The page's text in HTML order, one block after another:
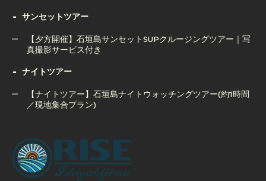
窟＆ウミガメツアー｜人気の2大スポット制覇
石垣島ボートチャーター完全貸切コース（半日or1日）
サンセットツアー
【夕方開催】石垣島サンセットSUPクルージングツアー｜写
真撮影サービス付き
【夕方開催】石垣島サンセットSUPクルージングツアー｜写
ナイトツアー
【ナイトツアー】石垣島ナイトウォッチングツアー(約1時間
／現地集合プラン)
／現地集合プラン)